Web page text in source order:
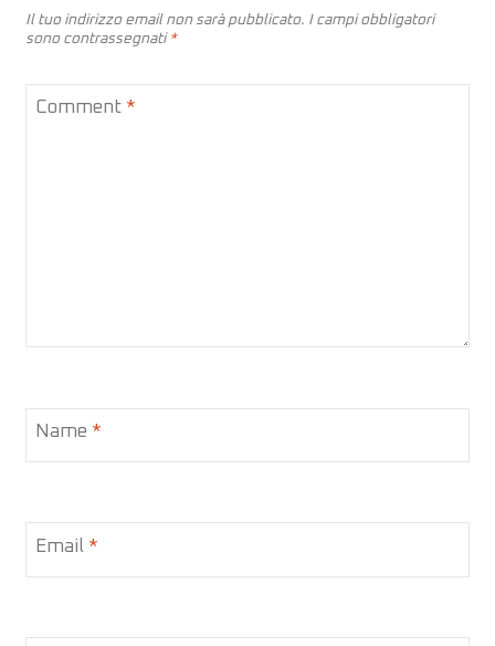
Il tuo indirizzo email non sarà pubblicato. I campi obbligatori
sono contrassegnati *
Comment *
Name *
Email *